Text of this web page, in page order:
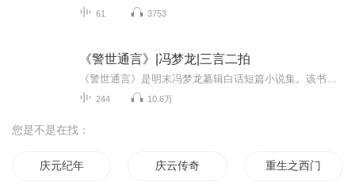
61 3753
《警世通言》|冯梦龙|三言二拍
244 10.6万
您是不是在找：
庆元纪年 庆云传奇 重生之西门庆